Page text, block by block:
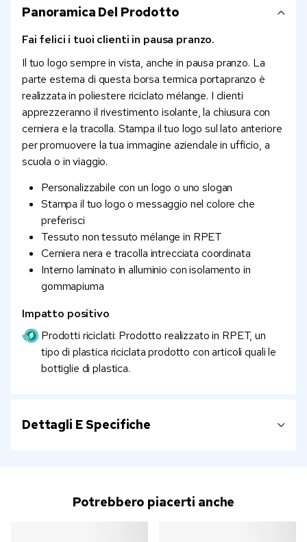
Panoramica Del Prodotto
Fai felici i tuoi clienti in pausa pranzo.
Il tuo logo sempre in vista, anche in pausa pranzo. La
parte esterna di questa borsa termica portapranzo è
realizzata in poliestere riciclato mélange. I clienti
apprezzeranno il rivestimento isolante, la chiusura con
cerniera e la tracolla. Stampa il tuo logo sul lato anteriore
per promuovere la tua immagine aziendale in ufficio, a
scuola o in viaggio.
Personalizzabile con un logo o uno slogan
Stampa il tuo logo o messaggio nel colore che
preferisci
Tessuto non tessuto mélange in RPET
Cerniera nera e tracolla intrecciata coordinata
Interno laminato in alluminio con isolamento in
gommapiuma
Impatto positivo
Prodotti riciclati: Prodotto realizzato in RPET, un
tipo di plastica riciclata prodotto con articoli quali le
bottiglie di plastica.
Dettagli E Specifiche
Potrebbero piacerti anche